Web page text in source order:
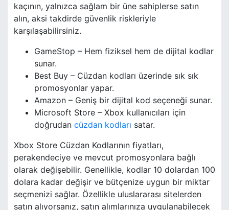
kaçının, yalnızca sağlam bir üne sahiplerse satın
alın, aksi takdirde güvenlik riskleriyle
karşılaşabilirsiniz.
GameStop – Hem fiziksel hem de dijital kodlar
sunar.
Best Buy – Cüzdan kodları üzerinde sık sık
promosyonlar yapar.
Amazon – Geniş bir dijital kod seçeneği sunar.
Microsoft Store – Xbox kullanıcıları için
doğrudan cüzdan kodları satar.
Xbox Store Cüzdan Kodlarının fiyatları,
perakendeciye ve mevcut promosyonlara bağlı
olarak değişebilir. Genellikle, kodlar 10 dolardan 100
dolara kadar değişir ve bütçenize uygun bir miktar
seçmenizi sağlar. Özellikle uluslararası sitelerden
satın alıyorsanız, satın alımlarınıza uygulanabilecek